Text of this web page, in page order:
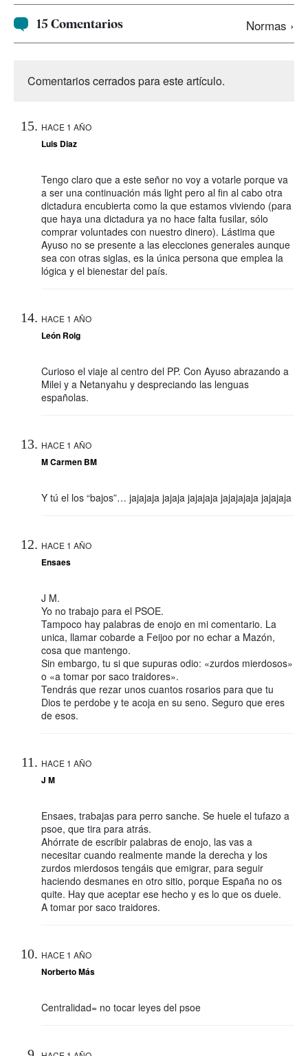
15 Comentarios Normas ›
Comentarios cerrados para este artículo.
HACE 1 AÑO
Luis Diaz
Tengo claro que a este señor no voy a votarle porque va
a ser una continuación más light pero al fin al cabo otra
dictadura encubierta como la que estamos viviendo (para
que haya una dictadura ya no hace falta fusilar, sólo
comprar voluntades con nuestro dinero). Lástima que
Ayuso no se presente a las elecciones generales aunque
sea con otras siglas, es la única persona que emplea la
lógica y el bienestar del país.
HACE 1 AÑO
León Roig
Curioso el viaje al centro del PP. Con Ayuso abrazando a
Milei y a Netanyahu y despreciando las lenguas
españolas.
HACE 1 AÑO
M Carmen BM
Y tú el los “bajos”… jajajaja jajaja jajajaja jajajajaja jajajaja
HACE 1 AÑO
Ensaes
J M.
Yo no trabajo para el PSOE.
Tampoco hay palabras de enojo en mi comentario. La
unica, llamar cobarde a Feijoo por no echar a Mazón,
cosa que mantengo.
Sin embargo, tu si que supuras odio: «zurdos mierdosos»
o «a tomar por saco traidores».
Tendrás que rezar unos cuantos rosarios para que tu
Dios te perdobe y te acoja en su seno. Seguro que eres
de esos.
HACE 1 AÑO
J M
Ensaes, trabajas para perro sanche. Se huele el tufazo a
psoe, que tira para atrás.
Ahórrate de escribir palabras de enojo, las vas a
necesitar cuando realmente mande la derecha y los
zurdos mierdosos tengáis que emigrar, para seguir
haciendo desmanes en otro sitio, porque España no os
quite. Hay que aceptar ese hecho y es lo que os duele.
A tomar por saco traidores.
HACE 1 AÑO
Norberto Más
Centralidad= no tocar leyes del psoe